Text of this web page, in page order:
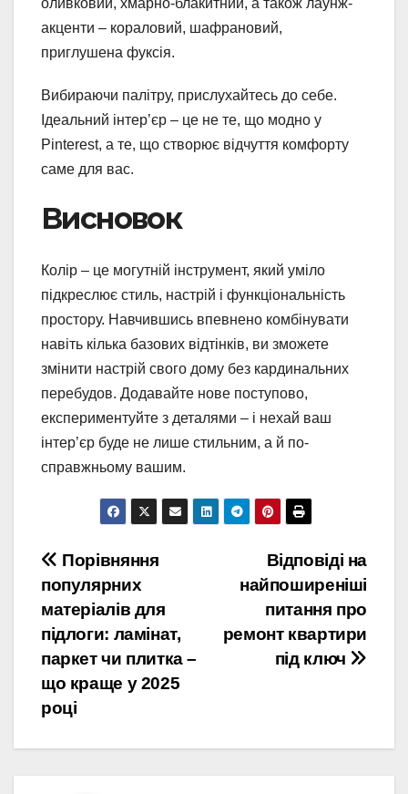
оливковий, хмарно-блакитний, а також лаунж-
акценти – кораловий, шафрановий,
приглушена фуксія.
Вибираючи палітру, прислухайтесь до себе.
Ідеальний інтер’єр – це не те, що модно у
Pinterest, а те, що створює відчуття комфорту
саме для вас.
Висновок
Колір – це могутній інструмент, який уміло
підкреслює стиль, настрій і функціональність
простору. Навчившись впевнено комбінувати
навіть кілька базових відтінків, ви зможете
змінити настрій свого дому без кардинальних
перебудов. Додавайте нове поступово,
експериментуйте з деталями – і нехай ваш
інтер’єр буде не лише стильним, а й по-
справжньому вашим.
Навигация
по
записям
Відповіді на
найпоширеніші
питання про
ремонт квартири
під ключ
Порівняння
популярних
матеріалів для
підлоги: ламінат,
паркет чи плитка –
що краще у 2025
році